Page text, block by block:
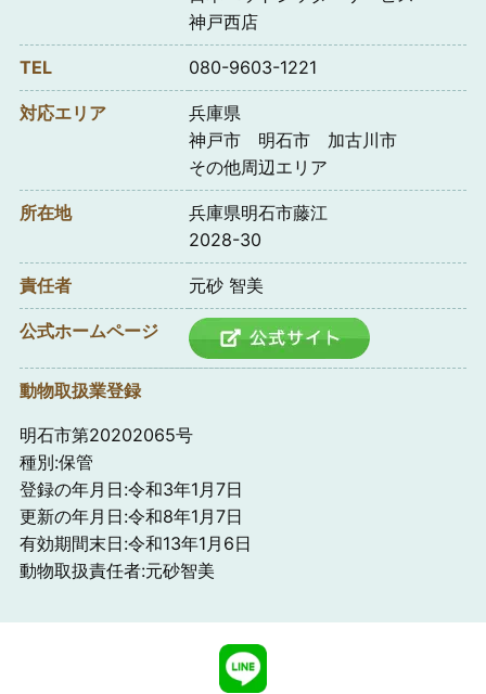
神戸西店
TEL 080-9603-1221
対応エリア
兵庫県
神戸市 明石市 加古川市
その他周辺エリア
所在地
兵庫県明石市藤江
2028-30
責任者 元砂 智美
公式ホームページ
動物取扱業登録
明石市第20202065号
種別:保管
登録の年月日:令和3年1月7日
更新の年月日:令和8年1月7日
有効期間末日:令和13年1月6日
動物取扱責任者:元砂智美